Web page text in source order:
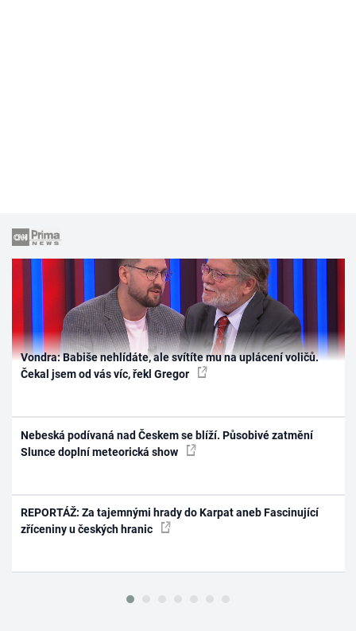
Vondra: Babiše nehlídáte, ale svítíte mu na uplácení voličů.
Čekal jsem od vás víc, řekl Gregor
Nebeská podívaná nad Českem se blíží. Působivé zatmění
Slunce doplní meteorická show
REPORTÁŽ: Za tajemnými hrady do Karpat aneb Fascinující
zříceniny u českých hranic